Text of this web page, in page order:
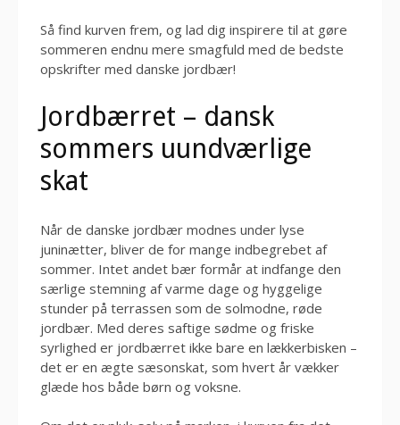
Så find kurven frem, og lad dig inspirere til at gøre
sommeren endnu mere smagfuld med de bedste
opskrifter med danske jordbær!
Jordbærret – dansk
sommers uundværlige
skat
Når de danske jordbær modnes under lyse
juninætter, bliver de for mange indbegrebet af
sommer. Intet andet bær formår at indfange den
særlige stemning af varme dage og hyggelige
stunder på terrassen som de solmodne, røde
jordbær. Med deres saftige sødme og friske
syrlighed er jordbærret ikke bare en lækkerbisken –
det er en ægte sæsonskat, som hvert år vækker
glæde hos både børn og voksne.